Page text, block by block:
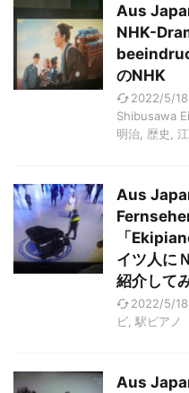
Aus
NHK-
のNHK
2022/5/18
Shibusawa
明治 歴史
Aus
「
イツ人に
紹介して
2022/5/18
ビ 駅ピアノ
Aus